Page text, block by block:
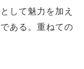
して魅力を加え
ある。重ねての